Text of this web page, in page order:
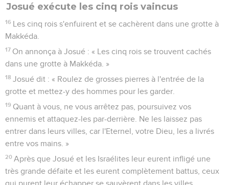
Josué exécute les cinq rois vaincus
16 Les cinq rois s'enfuirent et se cachèrent dans une grotte à
Makkéda.
17 On annonça à Josué : « Les cinq rois se trouvent cachés
dans une grotte à Makkéda. »
18 Josué dit : « Roulez de grosses pierres à l'entrée de la
grotte et mettez-y des hommes pour les garder.
19 Quant à vous, ne vous arrêtez pas, poursuivez vos
ennemis et attaquez-les par-derrière. Ne les laissez pas
entrer dans leurs villes, car l'Eternel, votre Dieu, les a livrés
entre vos mains. »
20 Après que Josué et les Israélites leur eurent infligé une
très grande défaite et les eurent complètement battus, ceux
qui purent leur échapper se sauvèrent dans les villes